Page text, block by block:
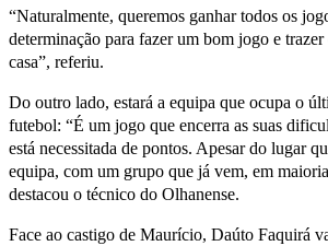
“Naturalmente, queremos ganhar todos os
determinação para fazer um bom jogo e trazer
casa”, referiu.
Do outro lado, estará a equipa que ocupa o
futebol: “É um jogo que encerra as suas
está necessitada de pontos. Apesar do lugar
equipa, com um grupo que já vem, em
destacou o técnico do Olhanense.
Face ao castigo de Maurício, Daúto Faquirá